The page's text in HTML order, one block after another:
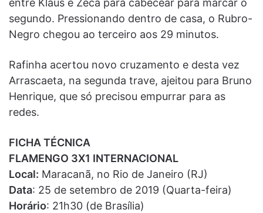
entre Klaus e Zeca para cabecear para marcar o
segundo. Pressionando dentro de casa, o Rubro-
Negro chegou ao terceiro aos 29 minutos.
Rafinha acertou novo cruzamento e desta vez
Arrascaeta, na segunda trave, ajeitou para Bruno
Henrique, que só precisou empurrar para as
redes.
FICHA TÉCNICA
FLAMENGO 3X1 INTERNACIONAL
Local: Maracanã, no Rio de Janeiro (RJ)
Data: 25 de setembro de 2019 (Quarta-feira)
Horário: 21h30 (de Brasília)